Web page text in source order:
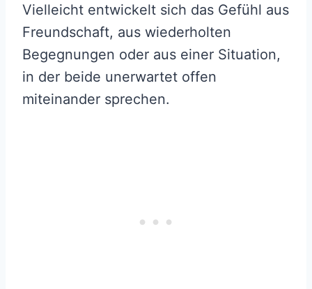
Vielleicht entwickelt sich das Gefühl aus
Freundschaft, aus wiederholten
Begegnungen oder aus einer Situation,
in der beide unerwartet offen
miteinander sprechen.